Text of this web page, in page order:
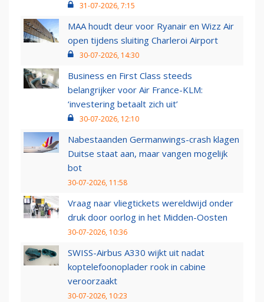
31-07-2026, 7:15
MAA houdt deur voor Ryanair en Wizz Air
open tijdens sluiting Charleroi Airport
30-07-2026, 14:30
Business en First Class steeds
belangrijker voor Air France-KLM:
‘investering betaalt zich uit’
30-07-2026, 12:10
Nabestaanden Germanwings-crash klagen
Duitse staat aan, maar vangen mogelijk
bot
30-07-2026, 11:58
Vraag naar vliegtickets wereldwijd onder
druk door oorlog in het Midden-Oosten
30-07-2026, 10:36
SWISS-Airbus A330 wijkt uit nadat
koptelefoonoplader rook in cabine
veroorzaakt
30-07-2026, 10:23